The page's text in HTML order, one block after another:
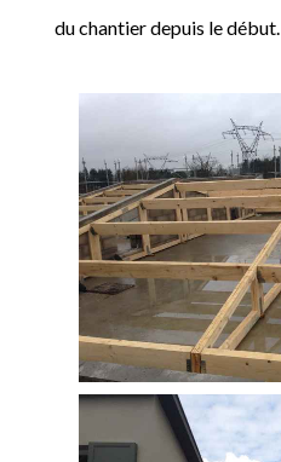
du chantier depuis le début.